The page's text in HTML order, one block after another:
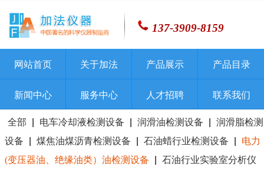
137-3909-8159
网站首页 关于加法 产品展示 产品目录
新闻中心 服务中心 人才招聘 联系我们
全部 电车冷却液检测设备 润滑油检测设备
润滑脂检测
设备
煤焦油煤沥青检测设备 石油蜡行业检测设备
电力
(变压器油、绝缘油类）油检测设备
石油行业实验室分析仪